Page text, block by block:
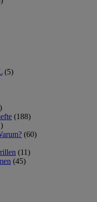
(5)
(188)
(60)
(11)
(45)